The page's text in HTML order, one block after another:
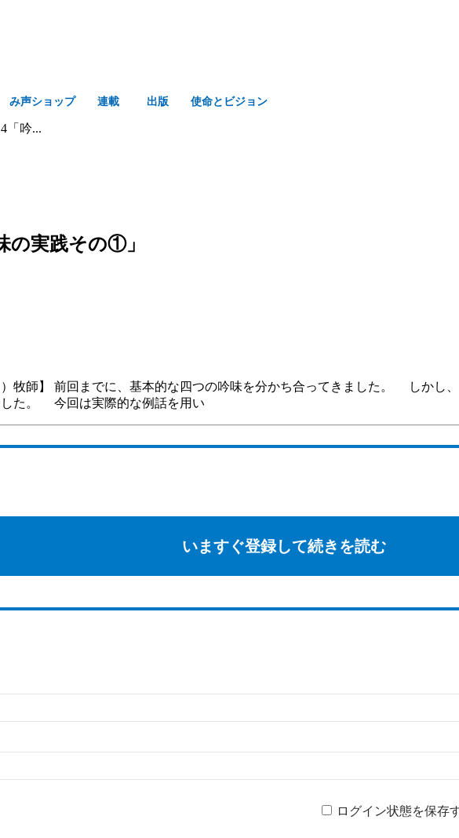
み声ショップ 連載 出版 使命とビジョン
「吟...
の実践その①」
牧師】 前回までに、基本的な四つの吟味を分かち合ってきました。 しかし
した。 今回は実際的な例話を用い
いますぐ登録して続きを読む
ログイン状態を保存